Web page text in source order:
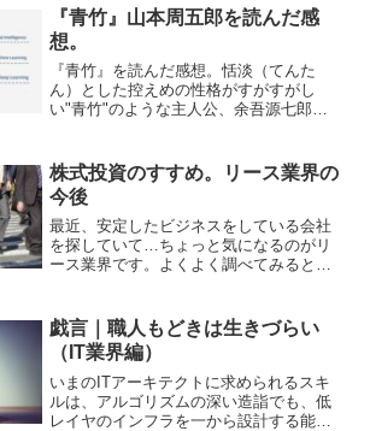
『青竹』山本周五郎を読んだ感
想。
『青竹』を読んだ感想。恬淡（てんた
ん）とした控えめの性格がすがすがし
い"青竹"のような主人公、余吾源七郎
の折に侍大将・阿多盛淳を竹槍で打ち取
るも、論功行賞で名乗りをあげ...
株式投資のすすめ。リース業界の
今後
最近、安定したビジネスをしている会社
を探していて…ちょっと気になるのがリ
ース業界です。よくよく調べてみると外
ですが…長期投資向けの企業を探してい
ます。ちょっと気になるの...
戯言｜職人もどきは生きづらい
（IT業界編）
いまのITアーキテクトに求められるスキ
ルは、アルゴリズムの深い造詣でも、低
レイヤのインフラを一から設計する能力